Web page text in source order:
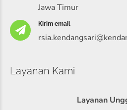
Jawa Timur
Kirim email
Layanan Kami
Layanan